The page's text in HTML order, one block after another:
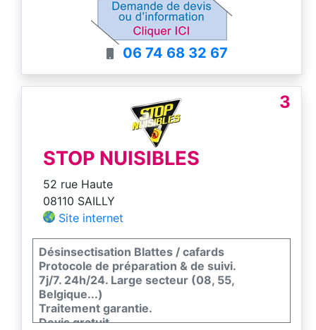
06 74 68 32 67
3
STOP NUISIBLES
52 rue Haute
08110 SAILLY
Site internet
Désinsectisation Blattes / cafards
Protocole de préparation & de suivi.
7j/7. 24h/24. Large secteur (08, 55,
Belgique...)
Traitement garantie.
Devis gratuit